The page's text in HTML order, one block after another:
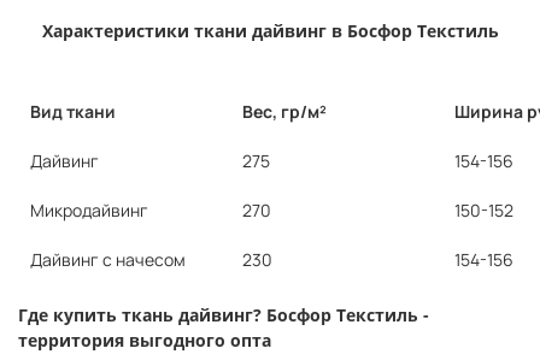
Характеристики ткани дайвинг в Босфор Текстиль
Вид ткани Вес, гр/м² Ширина
Дайвинг 275 154-156
Микродайвинг 270 150-152
Дайвинг с начесом 230 154-156
Где купить ткань дайвинг? Босфор Текстиль -
территория выгодного опта